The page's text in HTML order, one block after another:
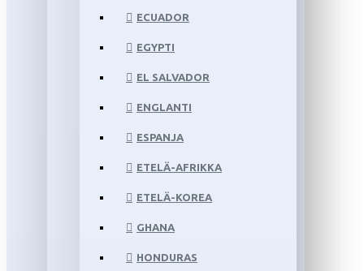
ECUADOR
EGYPTI
EL SALVADOR
ENGLANTI
ESPANJA
ETELÄ-AFRIKKA
ETELÄ-KOREA
GHANA
HONDURAS